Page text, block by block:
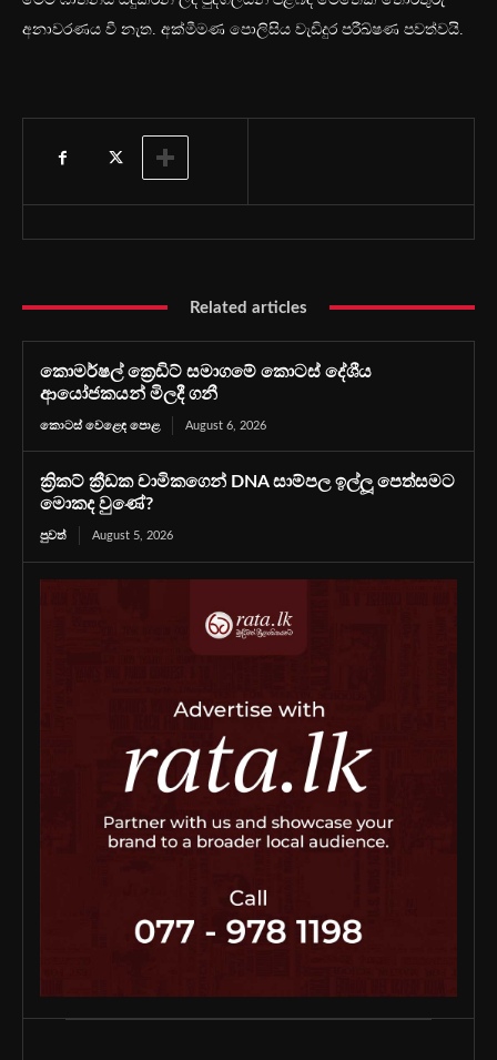
අනාවරණය වී නැත. අක්මීමණ පොලිසිය වැඩිදුර පරීඛ්ෂණ පවත්වයි.
Related articles
කොමර්ෂල් ක්‍රෙඩිට් සමාගමේ කොටස් දේශීය
ආයෝජකයන් මිලදී ගනී
කොටස් වෙළෙඳ පොළ August 6, 2026
ක්‍රිකට් ක්‍රීඩක චාමිකගෙන් DNA සාම්පල ඉල්ලූ පෙත්සමට
මොකද වුණේ?
පුවත් August 5, 2026